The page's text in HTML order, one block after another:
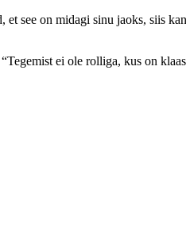
see on midagi sinu jaoks, siis
ei ole rolliga, kus on